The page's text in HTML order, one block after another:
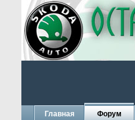
Главная Форум